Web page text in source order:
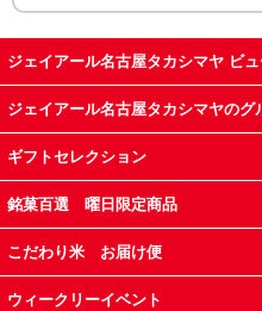
ジェイアール名古屋タカシマヤ ビ
ジェイアール名古屋タカシマヤのグ
ギフトセレクション
銘菓百選 曜日限定商品
こだわり米 お届け便
ウィークリーイベント